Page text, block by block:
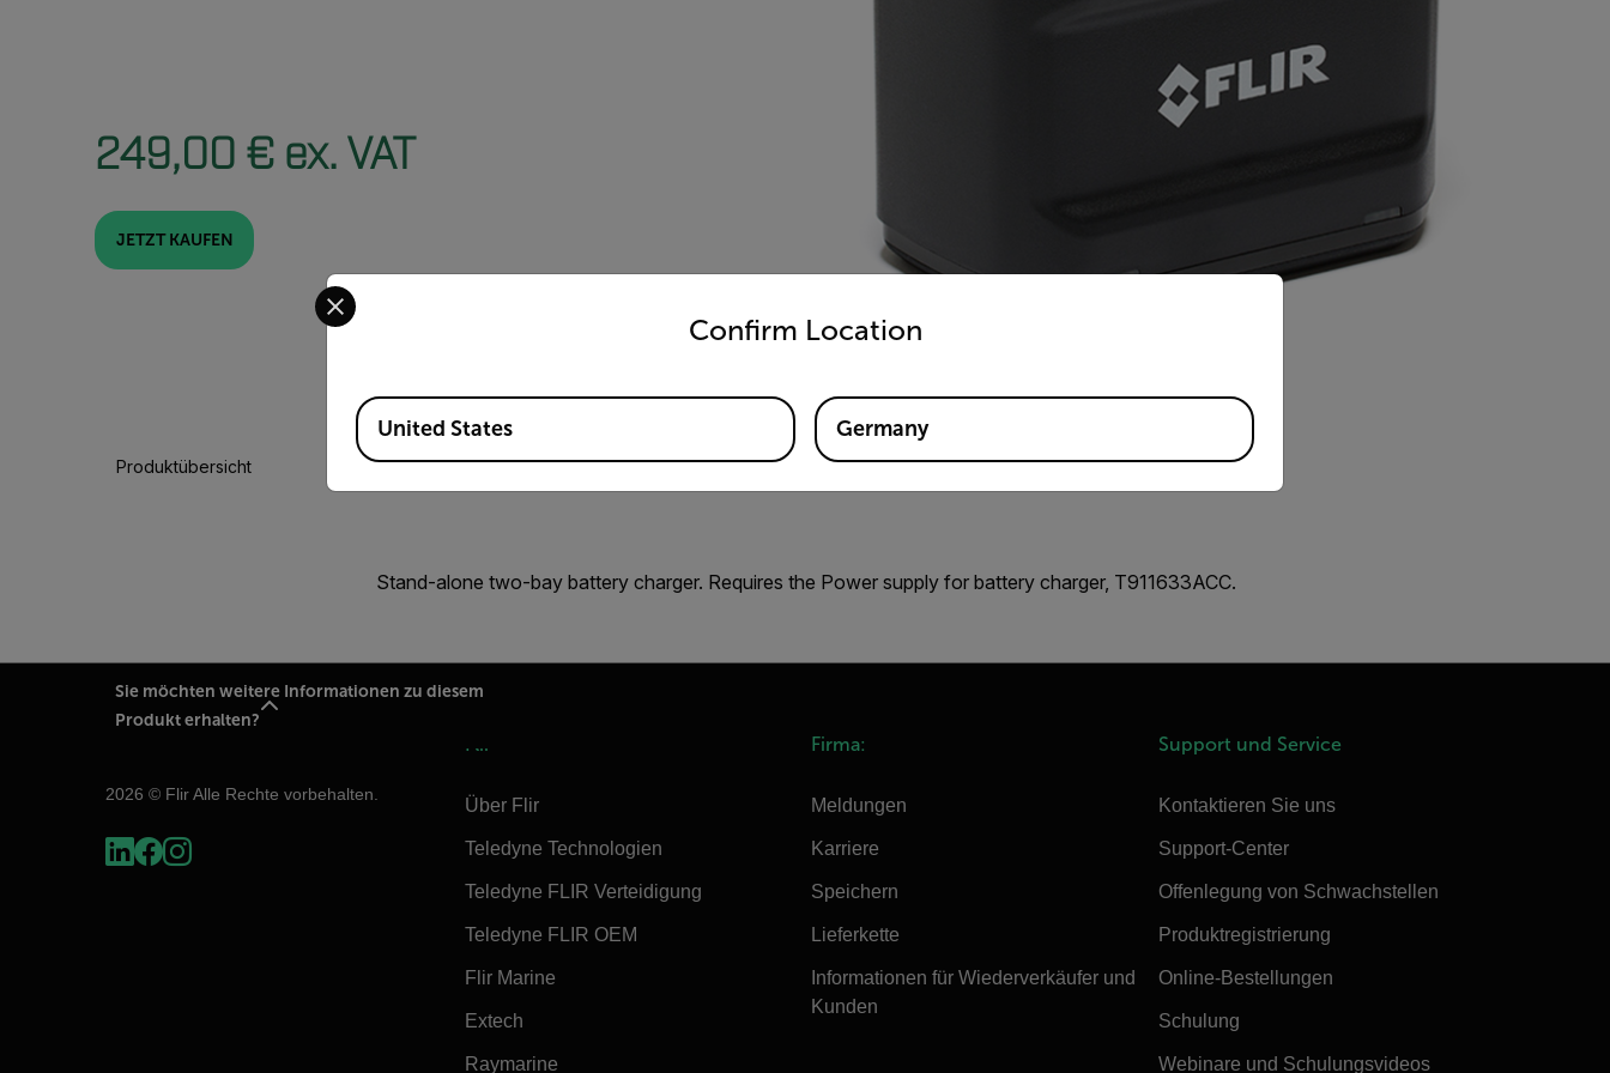
249,00 € ex. VAT
JETZT KAUFEN
Produktübersicht
Stand-alone two-bay battery charger. Requires the Power supply for battery charger, T911633ACC.
Sie möchten weitere Informationen zu diesem
Produkt erhalten?
2026 © Flir Alle Rechte vorbehalten.
Flir
Über Flir
Teledyne Technologien
Teledyne FLIR Verteidigung
Teledyne FLIR OEM
Flir Marine
Extech
Raymarine
Firma:
Meldungen
Karriere
Speichern
Lieferkette
Informationen für Wiederverkäufer und
Kunden
Support und Service
Kontaktieren Sie uns
Support-Center
Offenlegung von Schwachstellen
Produktregistrierung
Online-Bestellungen
Schulung
Webinare und Schulungsvideos
Confirm Location
Select your preferred country and language from the options below to access the appropriate version of our website.
Available Locations
United States Germany